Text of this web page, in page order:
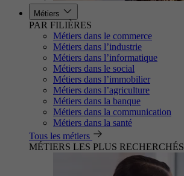
Métiers
PAR FILIÈRES
Métiers dans le commerce
Métiers dans l’industrie
Métiers dans l’informatique
Métiers dans le social
Métiers dans l’immobilier
Métiers dans l’agriculture
Métiers dans la banque
Métiers dans la communication
Métiers dans la santé
Tous les métiers
MÉTIERS LES PLUS RECHERCHÉS